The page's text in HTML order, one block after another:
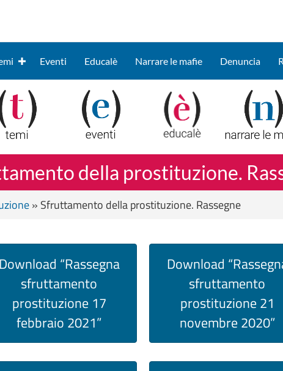
Eventi Educalè Narrare le mafie Denuncia
della prostituzione.
» Sfruttamento della prostituzione. Rassegne
Download “Rassegna
sfruttamento
prostituzione 17
febbraio 2021”
Download
sfruttamento
prostituzione 21
novembre 2020”